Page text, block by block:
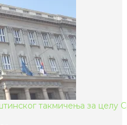
такмичења за целу